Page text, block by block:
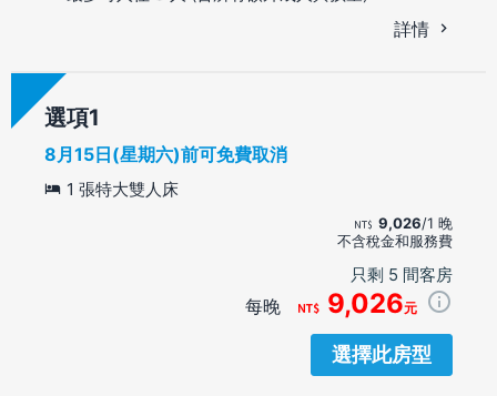
詳情
選項
8月15日(星期六)前可免費取消
1 張特大雙人床
9,026/1 晚
不含稅金和服務費
只剩 5 間客房
每晚 9,026元
選擇此房型